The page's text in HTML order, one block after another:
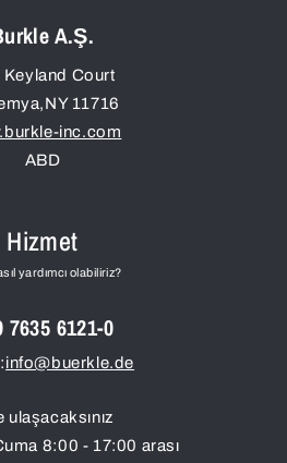
A.Ş.
Keyland Court
,NY 11716
inc.com
ABD
Hizmet
yardımcı olabiliriz?
7635 6121-0
info@buerkle.de
ulaşacaksınız
8:00 - 17:00 arası